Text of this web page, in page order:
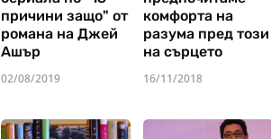
причини защо" от
романа на Джей
Ашър
02/08/2019
комфорта на
разума пред този
на сърцето
16/11/2018